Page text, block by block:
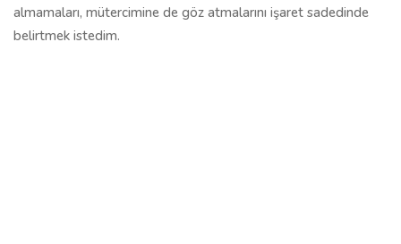
almamaları, mütercimine de göz atmalarını işaret sadedinde
belirtmek istedim.